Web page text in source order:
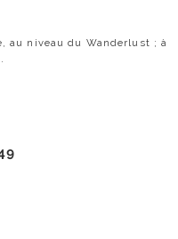
au niveau du Wanderlust ; à